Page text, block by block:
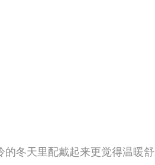
冬天里配戴起来更觉得温暖